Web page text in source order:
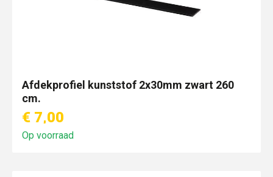
Afdekprofiel kunststof 2x30mm zwart 260
cm.
€ 7,00
Op voorraad